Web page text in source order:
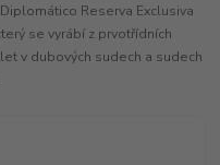
Reserva Exclusiva
se vyrábí z prvotřídních
v dubových sudech a sudech